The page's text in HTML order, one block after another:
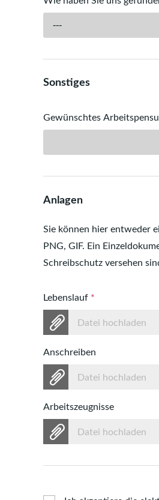
---
Sonstiges
Gewünschtes
Anlagen
Sie können hier entweder
PNG, GIF. Ein
Schreibschutz versehen
Lebenslauf *
Datei hochladen
Anschreiben
Datei hochladen
Arbeitszeugnisse
Datei hochladen